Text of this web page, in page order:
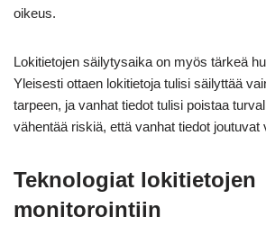
oikeus.
Lokitietojen säilytysaika on myös tärkeä
Yleisesti ottaen lokitietoja tulisi säilyttää
tarpeen, ja vanhat tiedot tulisi poistaa
vähentää riskiä, että vanhat tiedot joutuvat
Teknologiat lokitietojen
monitorointiin